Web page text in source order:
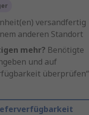
versandfertig
anderen Standort
mehr? Benötigte
und auf
überprüfen“